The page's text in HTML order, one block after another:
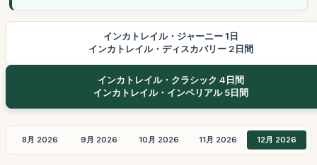
インカトレイル・ジャーニー 1日
インカトレイル・ディスカバリー 2日間
インカトレイル・クラシック 4日間
インカトレイル・インペリアル 5日間
8月 2026 9月 2026 10月 2026 11月 2026 12月 2026